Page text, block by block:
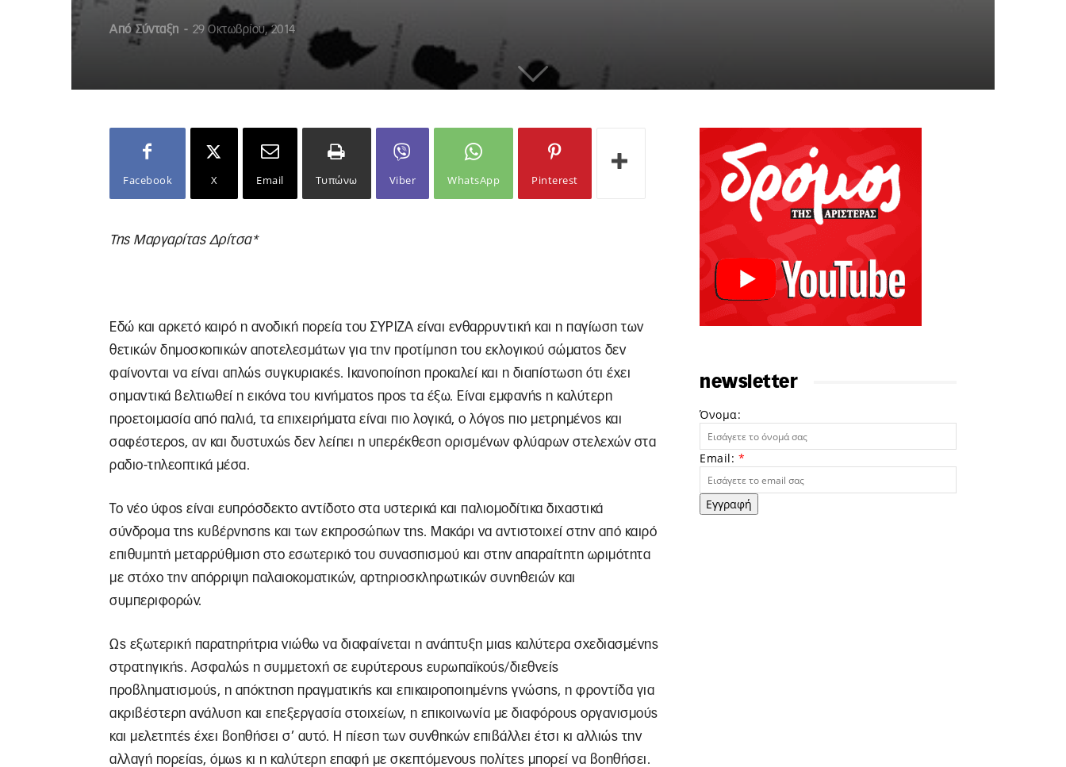
Από Σύνταξη - 29 Οκτωβρίου, 2014
Facebook X Email Τυπώνω Viber WhatsApp Pinterest
Της Μαργαρίτας Δρίτσα*
Εδώ και αρκετό καιρό η ανοδική πορεία του ΣΥΡΙΖΑ είναι ενθαρρυντική και η παγίωση των
θετικών δημοσκοπικών αποτελεσμάτων για την προτίμηση του εκλογικού σώματος δεν
φαίνονται να είναι απλώς συγκυριακές. Ικανοποίηση προκαλεί και η διαπίστωση ότι έχει
σημαντικά βελτιωθεί η εικόνα του κινήματος προς τα έξω. Είναι εμφανής η καλύτερη
προετοιμασία από παλιά, τα επιχειρήματα είναι πιο λογικά, ο λόγος πιο μετρημένος και
σαφέστερος, αν και δυστυχώς δεν λείπει η υπερέκθεση ορισμένων φλύαρων στελεχών στα
ραδιο-τηλεοπτικά μέσα.
Το νέο ύφος είναι ευπρόσδεκτο αντίδοτο στα υστερικά και παλιομοδίτικα διχαστικά
σύνδρομα της κυβέρνησης και των εκπροσώπων της. Μακάρι να αντιστοιχεί στην από καιρό
επιθυμητή μεταρρύθμιση στο εσωτερικό του συνασπισμού και στην απαραίτητη ωριμότητα
με στόχο την απόρριψη παλαιοκοματικών, αρτηριοσκληρωτικών συνηθειών και
συμπεριφορών.
Ως εξωτερική παρατηρήτρια νιώθω να διαφαίνεται η ανάπτυξη μιας καλύτερα σχεδιασμένης
στρατηγικής. Ασφαλώς η συμμετοχή σε ευρύτερους ευρωπαϊκούς/διεθνείς
προβληματισμούς, η απόκτηση πραγματικής και επικαιροποιημένης γνώσης, η φροντίδα για
ακριβέστερη ανάλυση και επεξεργασία στοιχείων, η επικοινωνία με διαφόρους οργανισμούς
και μελετητές έχει βοηθήσει σ’ αυτό. Η πίεση των συνθηκών επιβάλλει έτσι κι αλλιώς την
αλλαγή πορείας, όμως κι η καλύτερη επαφή με σκεπτόμενους πολίτες μπορεί να βοηθήσει.
newsletter
Όνομα:
Email: *
Εγγραφή